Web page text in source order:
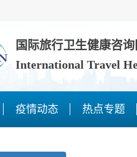
国际旅行卫生健康咨
International Travel
疫情动态 热点专题